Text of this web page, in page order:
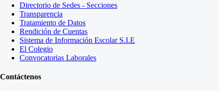
Directorio de Sedes - Secciones
Transparencia
Tratamiento de Datos
Rendición de Cuentas
Sistema de Información Escolar S.I.E
El Colegio
Convocatorias Laborales
Contáctenos